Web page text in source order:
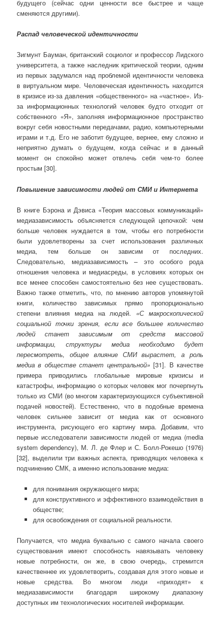
будущего (сейчас одни ценности все быстрее и чаще
сменяются другими).
Распад человеческой идентичности
Зигмунт Бауман, британский социолог и профессор Лидского
университета, а также наследник критической теории, одним
из первых задумался над проблемой идентичности человека
в виртуальном мире. Человеческая идентичность находится
в кризисе из-за давления «общественного» на «частное». Из-
за информационных технологий человек будто отходит от
собственного «Я», заполняя информационное пространство
вокруг себя новостными передачами, радио, компьютерными
играми и т.д. Его не заботит будущее, вернее, ему сложно и
неприятно думать о будущем, когда сейчас и в данный
момент он спокойно может отвлечь себя чем-то более
простым [30].
Повышение зависимости людей от СМИ и Интернета
В книге Бэрона и Дэвиса «Теория массовых коммуникаций»
медиазависимость объясняется следующей цепочкой: чем
больше человек нуждается в том, чтобы его потребности
были удовлетворены за счет использования различных
медиа, тем больше он зависим от последних.
Следовательно, медиазависимость – это особого рода
отношения человека и медиасреды, в условиях которых он
все менее способен самостоятельно без нее существовать.
Важно также отметить, что, по мнению авторов упомянутой
книги, количество зависимых прямо пропорционально
степени влияния медиа на людей. «С макроскопической
социальной точки зрения, если все большее количество
людей станет зависимым от средств массовой
информации, структуры медиа необходимо будет
пересмотреть, общее влияние СМИ вырастет, а роль
медиа в обществе станет центральной» [31]. В качестве
примера приводились глобальные мировые кризисы и
катастрофы, информацию о которых человек мог почерпнуть
только из СМИ (во многом характеризующихся субъективной
подачей новостей). Естественно, что в подобные времена
человек сильнее зависит от медиа как от основного
инструмента, рисующего его картину мира. Добавим, что
первые исследователи зависимости людей от медиа (media
system dependency), М. Л. де Флер и С. Болл-Рокешо (1976)
[32], выделили три важных аспекта, приводящих человека к
подчинению СМК, а именно использование медиа:
для понимания окружающего мира;
для конструктивного и эффективного взаимодействия в
обществе;
для освобождения от социальной реальности.
Получается, что медиа буквально с самого начала своего
существования имеют способность навязывать человеку
новые потребности, он же, в свою очередь, стремится
качественнее их удовлетворить, создавая для этого новые и
новые средства. Во многом люди «приходят» к
медиазависимости благодаря широкому диапазону
доступных им технологических носителей информации.